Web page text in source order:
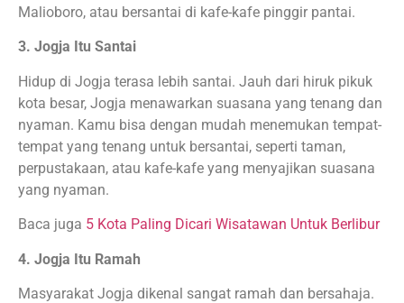
Malioboro, atau bersantai di kafe-kafe pinggir pantai.
3. Jogja Itu Santai
Hidup di Jogja terasa lebih santai. Jauh dari hiruk pikuk
kota besar, Jogja menawarkan suasana yang tenang dan
nyaman. Kamu bisa dengan mudah menemukan tempat-
tempat yang tenang untuk bersantai, seperti taman,
perpustakaan, atau kafe-kafe yang menyajikan suasana
yang nyaman.
Baca juga 5 Kota Paling Dicari Wisatawan Untuk Berlibur
4. Jogja Itu Ramah
Masyarakat Jogja dikenal sangat ramah dan bersahaja.